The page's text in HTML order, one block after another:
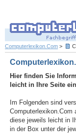
Computerlexikon.Com >
Hier finden Sie
leicht in Ihre Seite
Im Folgenden sind
Computerlexikon.Com
diese jeweils leicht in
in der Box unter der